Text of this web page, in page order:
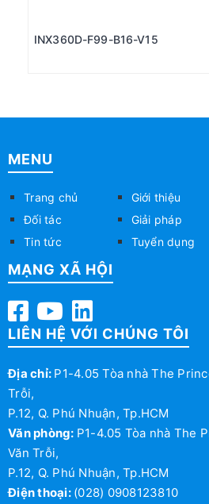
INX360D-F99-B16-V15
MENU
Trang chủ Giới thiệu
Đối tác
Giải pháp
Tin tức
Tuyển dụng
MẠNG XÃ HỘI
LIÊN HỆ VỚI CHÚNG TÔI
Địa chỉ: P1-4.05 Tòa nhà The
Trỗi,
P.12, Q. Phú Nhuận, Tp.HCM
Văn phòng: P1-4.05 Tòa nhà The
Văn Trỗi,
P.12, Q. Phú Nhuận, Tp.HCM
Điện thoại: (028) 0908123810